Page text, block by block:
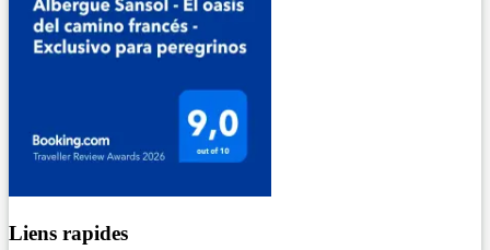
Liens rapides